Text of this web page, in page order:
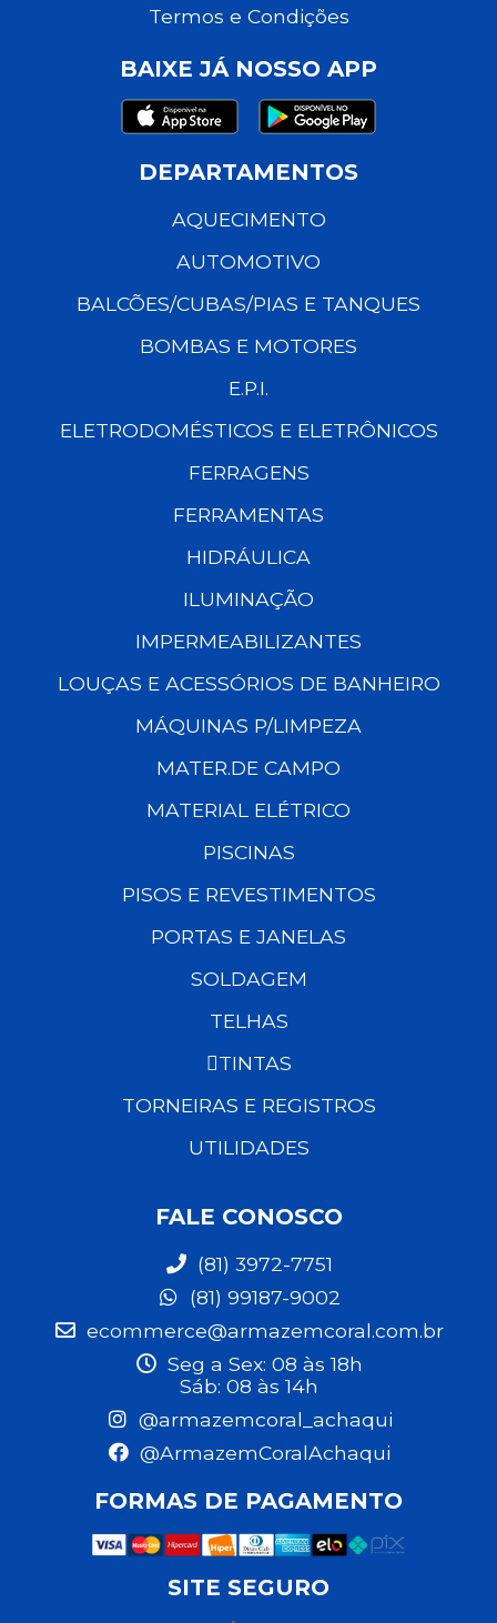
Termos e Condições
BAIXE JÁ NOSSO APP
DEPARTAMENTOS
AQUECIMENTO
AUTOMOTIVO
BALCÕES/CUBAS/PIAS E TANQUES
BOMBAS E MOTORES
E.P.I.
ELETRODOMÉSTICOS E ELETRÔNICOS
FERRAGENS
FERRAMENTAS
HIDRÁULICA
ILUMINAÇÃO
IMPERMEABILIZANTES
LOUÇAS E ACESSÓRIOS DE BANHEIRO
MÁQUINAS P/LIMPEZA
MATER.DE CAMPO
MATERIAL ELÉTRICO
PISCINAS
PISOS E REVESTIMENTOS
PORTAS E JANELAS
SOLDAGEM
TELHAS
TINTAS
TORNEIRAS E REGISTROS
UTILIDADES
FALE CONOSCO
(81) 3972-7751
(81) 99187-9002
ecommerce@armazemcoral.com.br
Seg a Sex: 08 às 18h
Sáb: 08 às 14h
@armazemcoral_achaqui
@ArmazemCoralAchaqui
FORMAS DE PAGAMENTO
SITE SEGURO